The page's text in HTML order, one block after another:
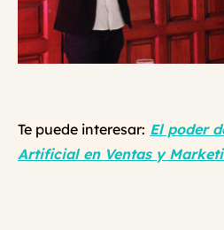
Te puede interesar: El poder
Artificial en Ventas y